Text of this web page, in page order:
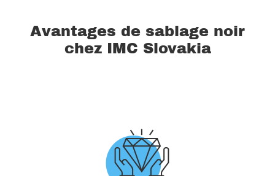
Avantages de sablage noir
chez IMC Slovakia